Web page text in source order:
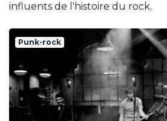
influents de l'histoire du rock.
Punk-rock